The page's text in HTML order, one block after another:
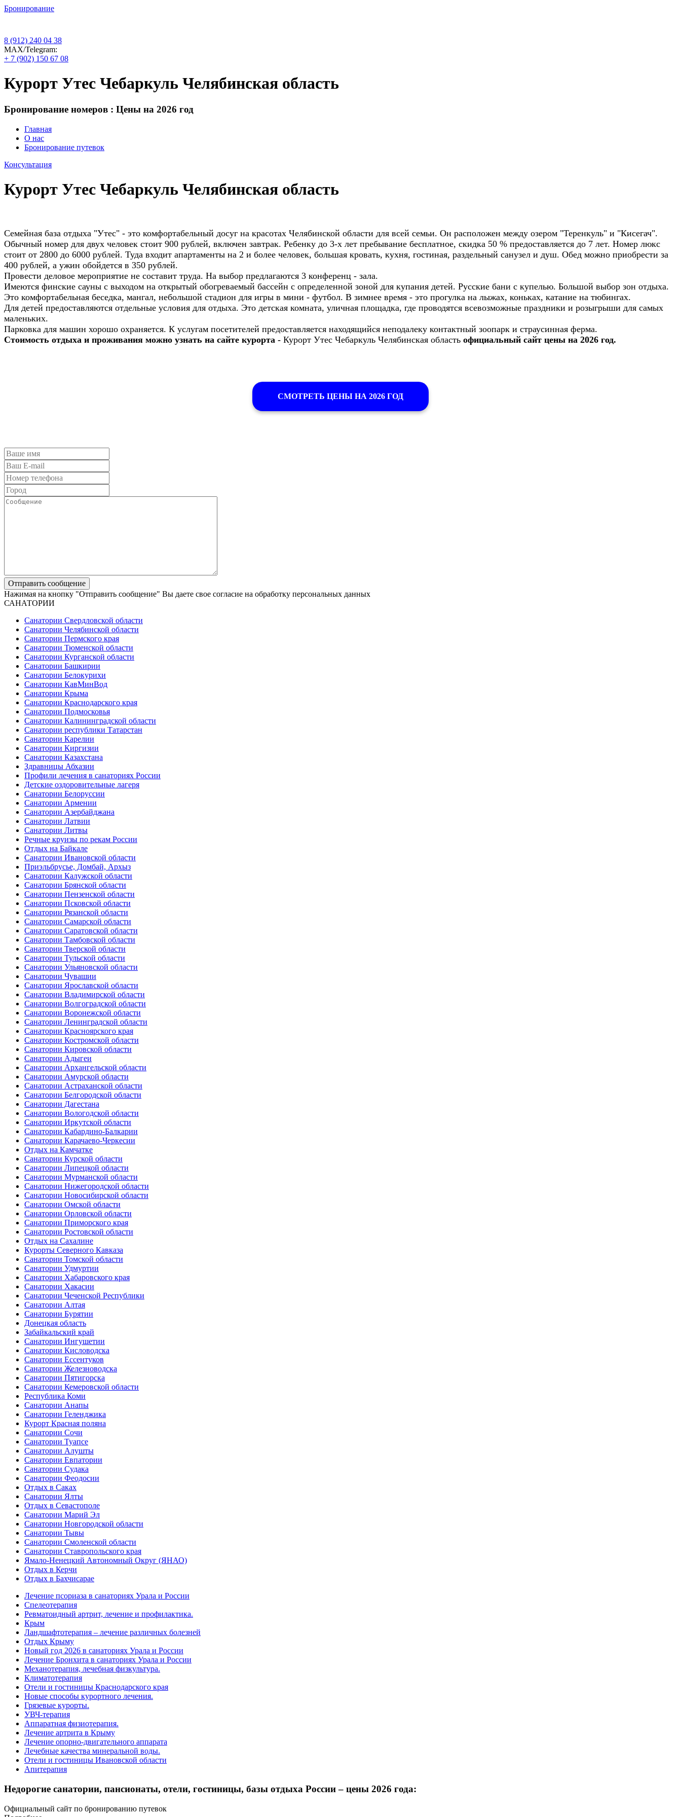
Бронирование
8 (912) 240 04 38
МАХ/Telegram:
+ 7 (902) 150 67 08
Курорт Утес Чебаркуль Челябинская область
Бронирование номеров : Цены на 2026 год
Главная
О нас
Бронирование путевок
Консультация
Курорт Утес Чебаркуль Челябинская область
Семейная база отдыха "Утес" - это комфортабельный досуг на красотах Челябинской области для всей семьи. Он расположен между озером "Теренкуль" и "Кисегач".
Обычный номер для двух человек стоит 900 рублей, включен завтрак. Ребенку до 3-х лет пребывание бесплатное, скидка 50 % предоставляется до 7 лет. Номер люкс
стоит от 2800 до 6000 рублей. Туда входит апартаменты на 2 и более человек, большая кровать, кухня, гостиная, раздельный санузел и душ. Обед можно приобрести за
400 рублей, а ужин обойдется в 350 рублей.
Провести деловое мероприятие не составит труда. На выбор предлагаются 3 конференц - зала.
Имеются финские сауны с выходом на открытый обогреваемый бассейн с определенной зоной для купания детей. Русские бани с купелью. Большой выбор зон отдыха.
Это комфортабельная беседка, мангал, небольшой стадион для игры в мини - футбол. В зимнее время - это прогулка на лыжах, коньках, катание на тюбингах.
Для детей предоставляются отдельные условия для отдыха. Это детская комната, уличная площадка, где проводятся всевозможные праздники и розыгрыши для самых
маленьких.
Парковка для машин хорошо охраняется. К услугам посетителей предоставляется находящийся неподалеку контактный зоопарк и страусинная ферма.
Стоимость отдыха и проживания можно узнать на сайте курорта - Курорт Утес Чебаркуль Челябинская область официальный сайт цены на 2026 год.
СМОТРЕТЬ ЦЕНЫ НА 2026 ГОД
Нажимая на кнопку "Отправить сообщение" Вы даете свое согласие на обработку персональных данных
САНАТОРИИ
Санатории Свердловской области
Санатории Челябинской области
Санатории Пермского края
Санатории Тюменской области
Санатории Курганской области
Санатории Башкирии
Санатории Белокурихи
Санатории КавМинВод
Санатории Крыма
Санатории Краснодарского края
Санатории Подмосковья
Санатории Калининградской области
Санатории республики Татарстан
Санатории Карелии
Санатории Киргизии
Санатории Казахстана
Здравницы Абхазии
Профили лечения в санаториях России
Детские оздоровительные лагеря
Санатории Белоруссии
Санатории Армении
Санатории Азербайджана
Санатории Латвии
Санатории Литвы
Речные круизы по рекам России
Отдых на Байкале
Санатории Ивановской области
Приэльбрусье, Домбай, Архыз
Санатории Калужской области
Санатории Брянской области
Санатории Пензенской области
Санатории Псковской области
Санатории Рязанской области
Санатории Самарской области
Санатории Саратовской области
Санатории Тамбовской области
Санатории Тверской области
Санатории Тульской области
Санатории Ульяновской области
Санатории Чувашии
Санатории Ярославской области
Санатории Владимирской области
Санатории Волгоградской области
Санатории Воронежской области
Санатории Ленинградской области
Санатории Красноярского края
Санатории Костромской области
Санатории Кировской области
Санатории Адыгеи
Санатории Архангельской области
Санатории Амурской области
Санатории Астраханской области
Санатории Белгородской области
Санатории Дагестана
Санатории Вологодской области
Санатории Иркутской области
Санатории Кабардино-Балкарии
Санатории Карачаево-Черкесии
Отдых на Камчатке
Санатории Курской области
Санатории Липецкой области
Санатории Мурманской области
Санатории Нижегородской области
Санатории Новосибирской области
Санатории Омской области
Санатории Орловской области
Санатории Приморского края
Санатории Ростовской области
Отдых на Сахалине
Курорты Северного Кавказа
Санатории Томской области
Санатории Удмуртии
Санатории Хабаровского края
Санатории Хакасии
Санатории Чеченской Республики
Санатории Алтая
Санатории Бурятии
Донецкая область
Забайкальский край
Санатории Ингушетии
Санатории Кисловодска
Санатории Ессентуков
Санатории Железноводска
Санатории Пятигорска
Санатории Кемеровской области
Республика Коми
Санатории Анапы
Санатории Геленджика
Курорт Красная поляна
Санатории Сочи
Санатории Туапсе
Санатории Алушты
Санатории Евпатории
Санатории Судака
Санатории Феодосии
Отдых в Саках
Санатории Ялты
Отдых в Севастополе
Санатории Марий Эл
Санатории Новгородской области
Санатории Тывы
Санатории Смоленской области
Санатории Ставропольского края
Ямало-Ненецкий Автономный Округ (ЯНАО)
Отдых в Керчи
Отдых в Бахчисарае
Лечение псориаза в санаториях Урала и России
Спелеотерапия
Ревматоидный артрит, лечение и профилактика.
Крым
Ландшафтотерапия – лечение различных болезней
Отдых Крыму
Новый год 2026 в санаториях Урала и России
Лечение Бронхита в санаториях Урала и России
Механотерапия, лечебная физкультура.
Климатотерапия
Отели и гостиницы Краснодарского края
Новые способы курортного лечения.
Грязевые курорты.
УВЧ-терапия
Аппаратная физиотерапия.
Лечение артрита в Крыму
Лечение опорно-двигательного аппарата
Лечебные качества минеральной воды.
Отели и гостиницы Ивановской области
Апитерапия
Недорогие санатории, пансионаты, отели, гостиницы, базы отдыха России – цены 2026 года:
Официальный сайт по бронированию путевок